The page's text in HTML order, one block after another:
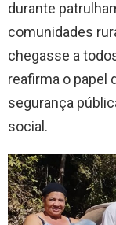
durante
comunidades
chegasse a
reafirma o papel
segurança
social.